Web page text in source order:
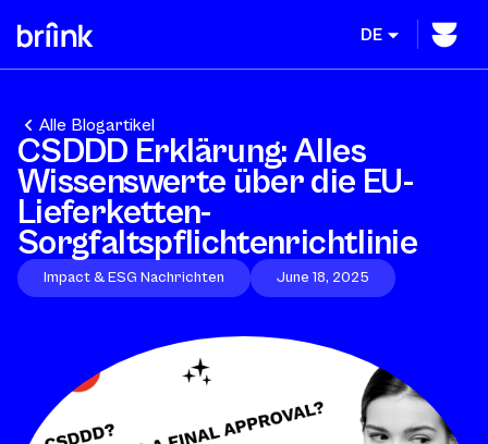
DE
Alle Blogartikel
CSDDD Erklärung: Alles
Wissenswerte über die EU-
Lieferketten-
Sorgfaltspflichtenrichtlinie
Impact & ESG Nachrichten June 18, 2025